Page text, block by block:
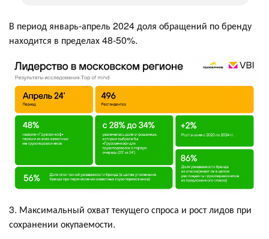
В период январь-апрель 2024 доля обращений по бренду
находится в пределах 48-50%.
3. Максимальный охват текущего спроса и рост лидов при
сохранении окупаемости.